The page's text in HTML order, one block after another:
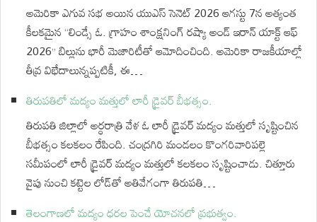
అమెరికా ఎగువ సభ అయిన యుఎస్ సెనెట్ 2026 ఆగస్టు 7న అత్యంత
కీలకమైన “లిండ్సే ఓ. గ్రాహం శాంక్షనింగ్ రష్యా అండ్ ఇరాన్ యాక్ట్ ఆఫ్
2026” బిల్లును భారీ మెజారిటీతో ఆమోదించింది. అమెరికా రాజకీయాల్లో
తీవ్ర విభేదాలున్నప్పటికీ, ఈ…
తిరుపతిలో మద్యం మత్తులో లారీ డ్రైవర్ బీభత్సం.
తిరుపతి జిల్లాలో అర్ధరాత్రి వేళ ఓ లారీ డ్రైవర్ మద్యం మత్తులో సృష్టించిన
బీభత్సం కలకలం రేపింది. చంద్రగిరి మండలం కొంగరివారిపల్లె
సమీపంలో లారీ డ్రైవర్ మద్యం మత్తులో కలకలం సృష్టించాడు. చిత్తూరు
వైపు నుంచి కట్టెల లోడ్‌తో అతివేగంగా తిరుపతి…
తెలంగాణలో మద్యం ధరల పెంచే యోచనలో ప్రభుత్వం.